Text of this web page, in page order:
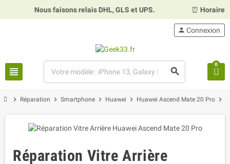
Nous faisons relais DHL, GLS et UPS. Horaires :Mardi,
view_headline search
person Connexion
0
chevron_right Réparation chevron_right Smartphone chevron_right Huawei chevron_right Huawei Ascend Mate 20 Pro chevron_right
Réparation Vitre Arrière